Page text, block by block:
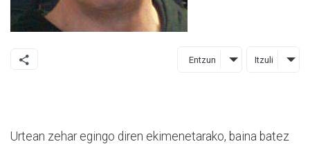
Entzun Itzuli
Urtean zehar egingo diren ekimenetarako, baina batez